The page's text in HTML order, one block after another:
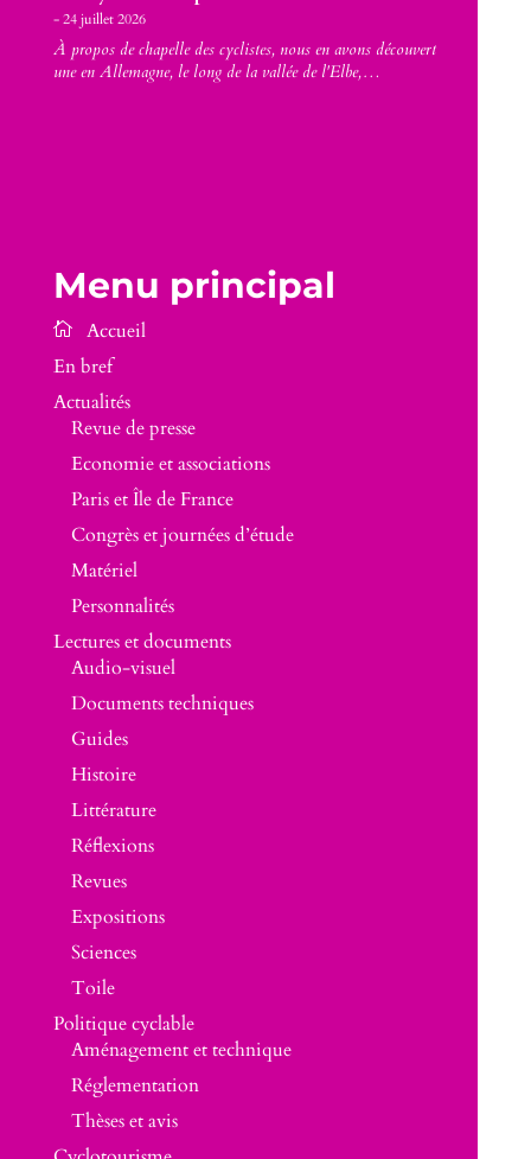
24 juillet 2026
À propos de chapelle des cyclistes, nous en avons découvert
une en Allemagne, le long de la vallée de l'Elbe,…
Menu principal
En bref
Actualités
Revue de presse
Economie et associations
Paris et Île de France
Congrès et journées d’étude
Matériel
Personnalités
Lectures et documents
Audio-visuel
Documents techniques
Guides
Histoire
Littérature
Réflexions
Revues
Expositions
Sciences
Toile
Politique cyclable
Aménagement et technique
Réglementation
Thèses et avis